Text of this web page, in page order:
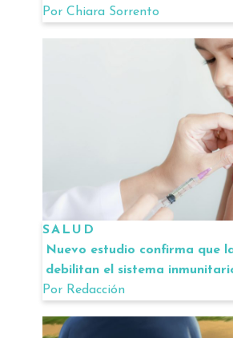
Por Chiara Sorrento
SALUD
Nuevo estudio confirma que
debilitan el sistema
Por Redacción